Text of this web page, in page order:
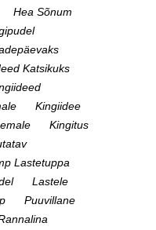
Hea Sõnum
Katsikuks
Kingiidee
Kingitus
Lastetuppa
Lastele
Puuvillane